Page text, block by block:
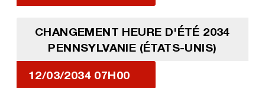
CHANGEMENT HEURE D'ÉTÉ 2034
PENNSYLVANIE (ÉTATS-UNIS)
12/03/2034 07H00